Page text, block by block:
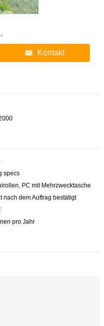
Kontakt
specs
PC mit Mehrzwecktasche
nach dem Auftrag bestätigt
pro Jahr